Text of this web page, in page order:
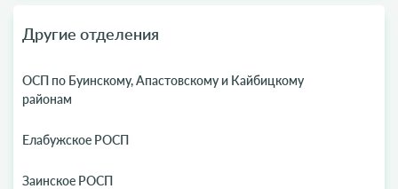
Другие отделения
ОСП по Буинскому, Апастовскому и Кайбицкому
районам
Елабужское РОСП
Заинское РОСП